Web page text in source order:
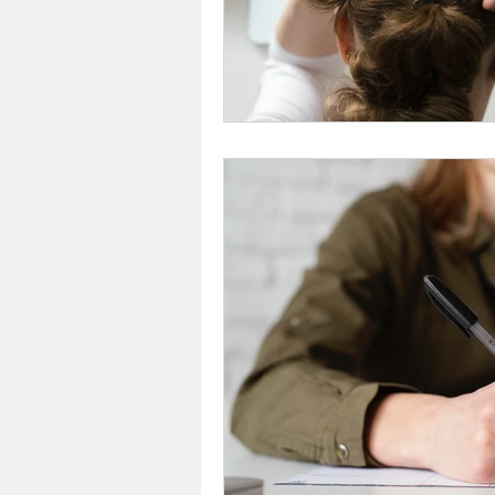
Les supports de
CV & lettres de motivation
Les réseaux sociaux